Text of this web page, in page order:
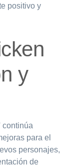
positivo y
y
continúa
para el
personajes,
de